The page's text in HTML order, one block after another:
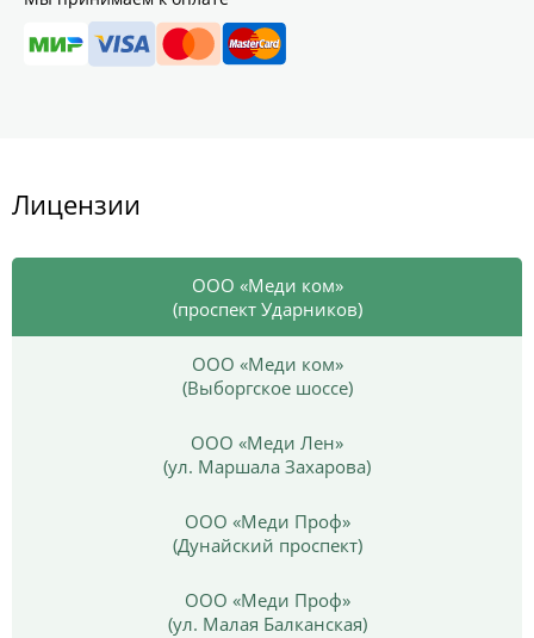
Лицензии
ООО «Меди ком»
(проспект Ударников)
ООО «Меди ком»
(Выборгское шоссе)
ООО «Меди Лен»
(ул. Маршала Захарова)
ООО «Меди Проф»
(Дунайский проспект)
ООО «Меди Проф»
(ул. Малая Балканская)